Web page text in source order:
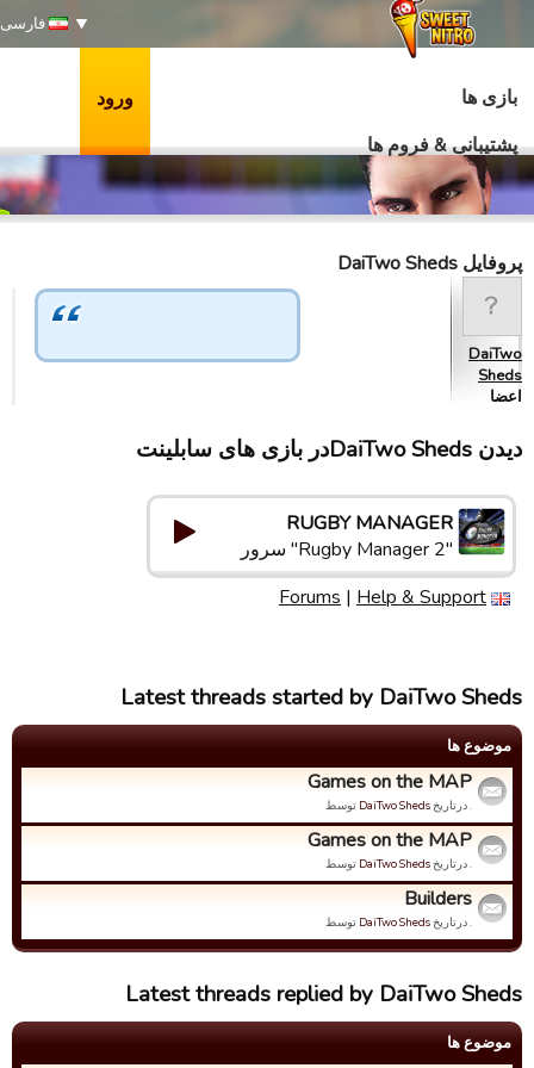
فارسی
بازی ها
پشتیبانی & فروم ها
ورود
پروفایل DaiTwo Sheds
DaiTwo
Sheds
اعضا
دیدن DaiTwo Shedsدر بازی های سابلینت
RUGBY MANAGER
"Rugby Manager 2" سرور
Forums | Help & Support
Latest threads started by DaiTwo Sheds
موضوع ها
Games on the MAP
. درتاریخDaiTwo Sheds توسط
Games on the MAP
. درتاریخDaiTwo Sheds توسط
Builders
. درتاریخDaiTwo Sheds توسط
Latest threads replied by DaiTwo Sheds
موضوع ها